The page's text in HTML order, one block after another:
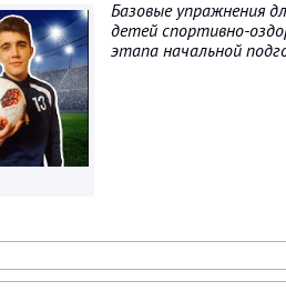
Базовые упражнения
детей спортивно-
этапа начальной